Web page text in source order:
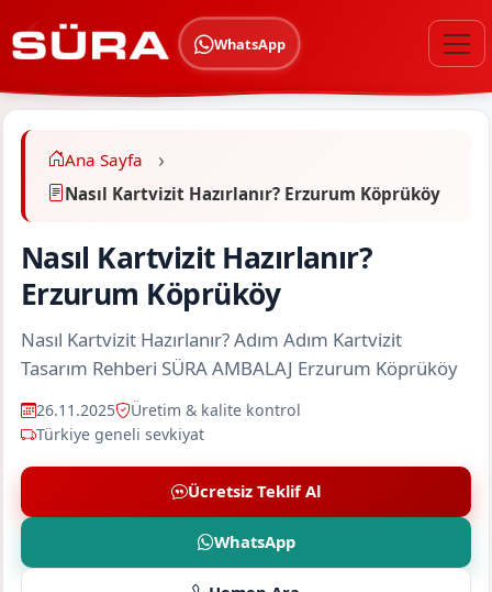
WhatsApp
Ana Sayfa
Nasıl Kartvizit Hazırlanır? Erzurum Köprüköy
Nasıl Kartvizit Hazırlanır?
Erzurum Köprüköy
Nasıl Kartvizit Hazırlanır? Adım Adım Kartvizit
Tasarım Rehberi SÜRA AMBALAJ Erzurum Köprüköy
26.11.2025
Üretim & kalite kontrol
Türkiye geneli sevkiyat
Ücretsiz Teklif Al
WhatsApp